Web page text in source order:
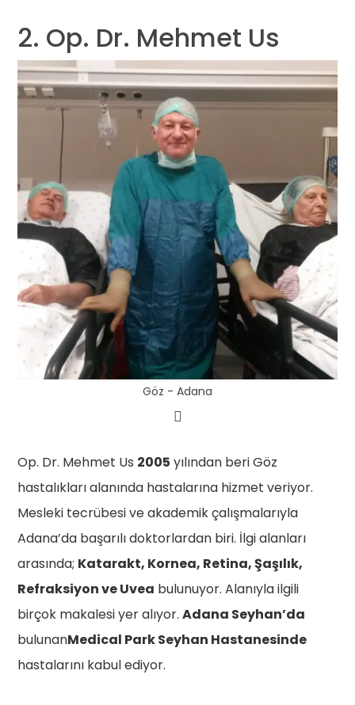
2. Op. Dr. Mehmet Us
Göz - Adana
Op. Dr. Mehmet Us 2005 yılından beri Göz
hastalıkları alanında hastalarına hizmet veriyor.
Mesleki tecrübesi ve akademik çalışmalarıyla
Adana’da başarılı doktorlardan biri. İlgi alanları
arasında; Katarakt, Kornea, Retina, Şaşılık,
Refraksiyon ve Uvea bulunuyor. Alanıyla ilgili
birçok makalesi yer alıyor.Adana Seyhan’da
bulunanMedical Park Seyhan Hastanesinde
hastalarını kabul ediyor.